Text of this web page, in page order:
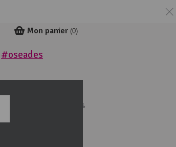
#oseades
Mon panier (0)